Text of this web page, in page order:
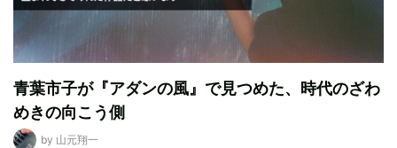
青葉市子が『アダンの風』で見つめた、時代のざわ
めきの向こう側
by 山元翔一